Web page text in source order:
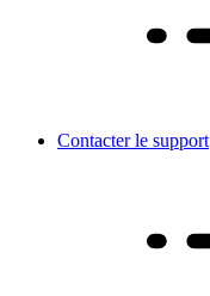
Contacter le support